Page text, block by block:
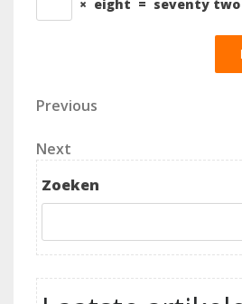
× eight = seventy two
Berichtnavigatie
Previous
Previous
Next
Post
Next
Zoeken